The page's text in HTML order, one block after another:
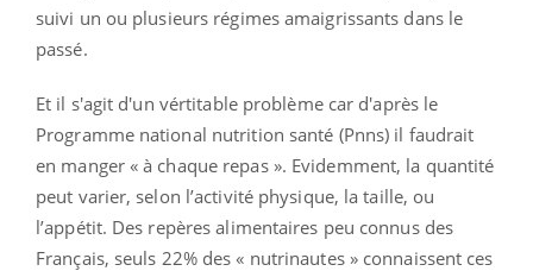
suivi un ou plusieurs régimes amaigrissants dans le
passé.
Et il s'agit d'un vértitable problème car d'après le
Programme national nutrition santé (Pnns) il faudrait
en manger « à chaque repas ». Evidemment, la quantité
peut varier, selon l’activité physique, la taille, ou
l’appétit. Des repères alimentaires peu connus des
Français, seuls 22% des « nutrinautes » connaissent ces